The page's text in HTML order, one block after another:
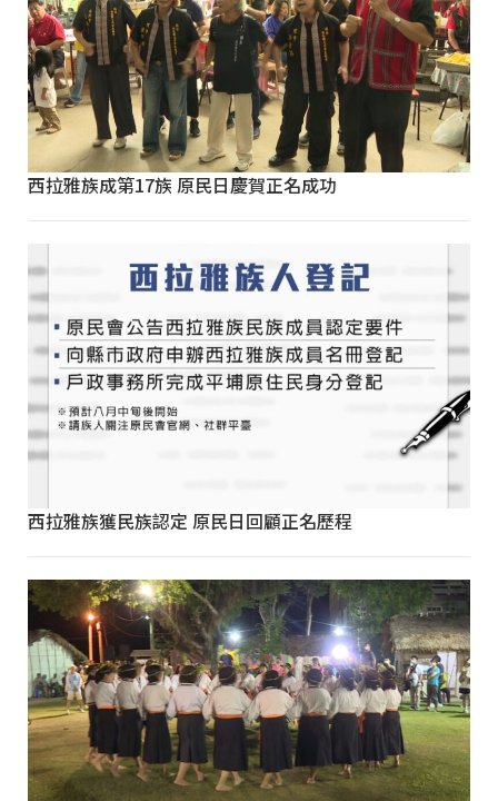
西拉雅族成第17族 原民日慶賀正名成功
西拉雅族獲民族認定 原民日回顧正名歷程